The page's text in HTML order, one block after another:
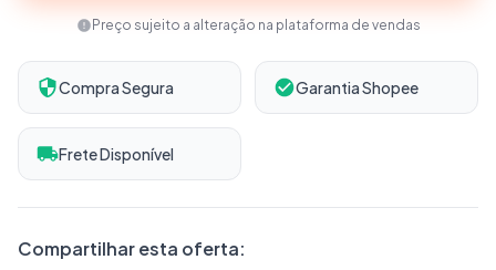
Preço sujeito a alteração na plataforma de vendas
Compra Segura Garantia Shopee
Frete Disponível
Compartilhar esta oferta: